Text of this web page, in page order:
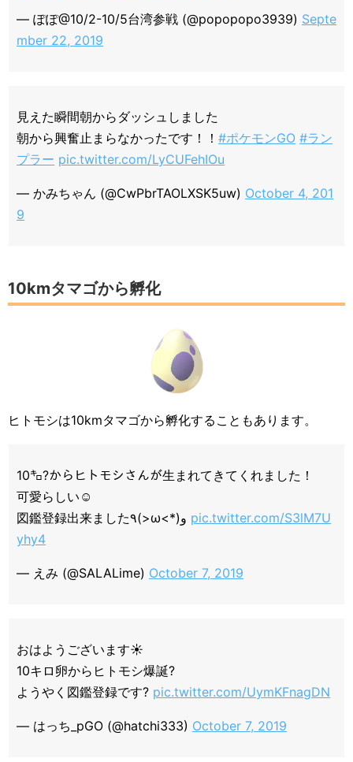
— ぽぽ@10/2-10/5台湾参戦 (@popopopo3939) Septe
mber 22, 2019
見えた瞬間朝からダッシュしました
朝から興奮止まらなかったです！！ #ポケモンGO #ラン
プラー pic.twitter.com/LyCUFehIOu
— かみちゃん (@CwPbrTAOLXSK5uw) October 4, 201
9
10kmタマゴから孵化
ヒトモシは10kmタマゴから孵化することもあります。
10㌔?からヒトモシさんが生まれてきてくれました！
可愛らしい☺️
pic.twitter.com/S3lM7U
yhy4
— えみ (@SALALime) October 7, 2019
おはようございます☀
10キロ卵からヒトモシ爆誕?
ようやく図鑑登録です? pic.twitter.com/UymKFnagDN
— はっち_pGO (@hatchi333) October 7, 2019